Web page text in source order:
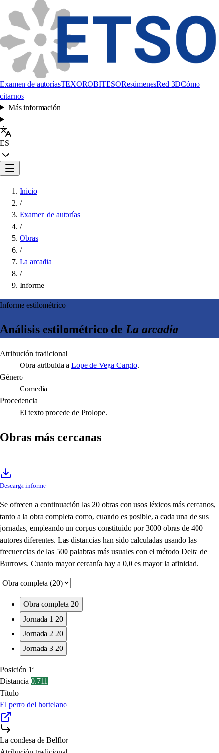
Examen de autoríasTEXOROBITESOResúmenesRed 3DCómo
citarnos
Más información
ES
Inicio
/
Examen de autorías
/
Obras
/
La arcadia
/
Informe
Informe estilométrico
Análisis estilométrico de La arcadia
Atribución tradicional
Obra atribuida a Lope de Vega Carpio.
Género
Comedia
Procedencia
El texto procede de Prolope.
Obras más cercanas
Descarga informe
Se ofrecen a continuación las 20 obras con usos léxicos más cercanos,
tanto a la obra completa como, cuando es posible, a cada una de sus
jornadas, empleando un corpus constituido por 3000 obras de 400
autores diferentes. Las distancias han sido calculadas usando las
frecuencias de las 500 palabras más usuales con el método Delta de
Burrows. Cuanto mayor cercanía hay a 0,0 es mayor la afinidad.
Obra completa 20
Jornada 1 20
Jornada 2 20
Jornada 3 20
Posición 1ª
Distancia 0.711
Título
El perro del hortelano
La condesa de Belflor